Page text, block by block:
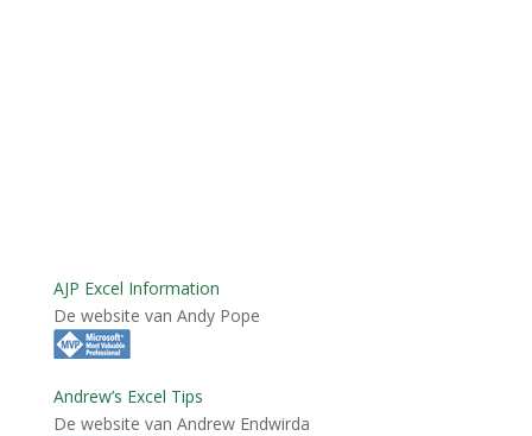
AJP Excel Information
De website van Andy Pope
Andrew’s Excel Tips
De website van Andrew Endwirda